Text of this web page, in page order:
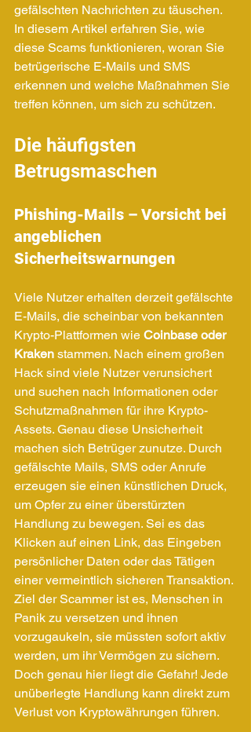
gefälschten Nachrichten zu täuschen.
In diesem Artikel erfahren Sie, wie
diese Scams funktionieren, woran Sie
betrügerische E-Mails und SMS
erkennen und welche Maßnahmen Sie
treffen können, um sich zu schützen.
Die häufigsten
Betrugsmaschen
Phishing-Mails – Vorsicht bei
angeblichen
Sicherheitswarnungen
Viele Nutzer erhalten derzeit gefälschte
E-Mails, die scheinbar von bekannten
Krypto-Plattformen wie Coinbase oder
Kraken stammen. Nach einem großen
Hack sind viele Nutzer verunsichert
und suchen nach Informationen oder
Schutzmaßnahmen für ihre Krypto-
Assets. Genau diese Unsicherheit
machen sich Betrüger zunutze. Durch
gefälschte Mails, SMS oder Anrufe
erzeugen sie einen künstlichen Druck,
um Opfer zu einer überstürzten
Handlung zu bewegen. Sei es das
Klicken auf einen Link, das Eingeben
persönlicher Daten oder das Tätigen
einer vermeintlich sicheren Transaktion.
Ziel der Scammer ist es, Menschen in
Panik zu versetzen und ihnen
vorzugaukeln, sie müssten sofort aktiv
werden, um ihr Vermögen zu sichern.
Doch genau hier liegt die Gefahr! Jede
unüberlegte Handlung kann direkt zum
Verlust von Kryptowährungen führen.